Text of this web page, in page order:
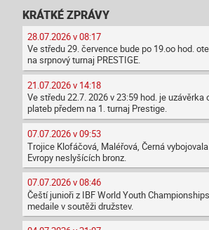
KRÁTKÉ ZPRÁVY
28.07.2026 v 08:17
Ve středu 29. července bude po 19.oo hod.
na srpnový turnaj PRESTIGE.
21.07.2026 v 14:18
Ve středu 22.7. 2026 v 23:59 hod. je uzávěrka
plateb předem na 1. turnaj Prestige.
07.07.2026 v 09:53
Trojice Klofáčová, Maléřová, Černá
Evropy neslyšících bronz.
07.07.2026 v 08:46
Čeští junioři z IBF World Youth
medaile v soutěži družstev.